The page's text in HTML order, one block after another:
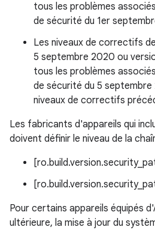
tous les problèmes
de sécurité du 1er
Les niveaux de correctifs
5 septembre 2020 ou
tous les problèmes
de sécurité du 5
niveaux de correctifs
Les fabricants d'appareils qui
doivent définir le niveau de la
Pour certains appareils équipés
ultérieure, la mise à jour du